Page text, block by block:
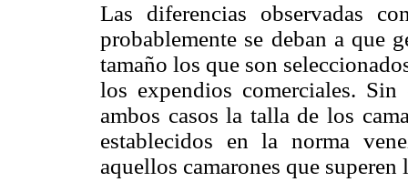
Las diferencias observadas
probablemente se deban a que
tamaño los que son
los expendios comerciales.
ambos casos la talla de los
establecidos en la norma
aquellos camarones que